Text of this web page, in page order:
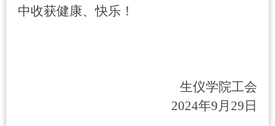
中收获健康、快乐！
生仪学院工会
2024年9 月 29 日